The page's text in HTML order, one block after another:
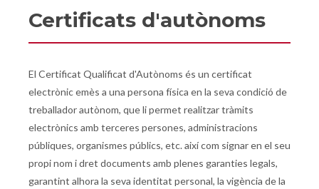
Certificats d'autònoms
El Certificat Qualificat d'Autònoms és un certificat
electrònic emès a una persona física en la seva condició de
treballador autònom, que li permet realitzar tràmits
electrònics amb terceres persones, administracions
públiques, organismes públics, etc. així com signar en el seu
propi nom i dret documents amb plenes garanties legals,
garantint alhora la seva identitat personal, la vigència de la